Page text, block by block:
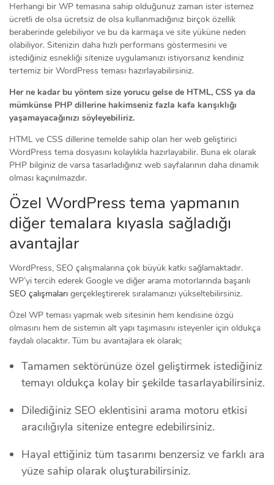
Herhangi bir WP temasına sahip olduğunuz zaman ister istemez
ücretli de olsa ücretsiz de olsa kullanmadığınız birçok özellik
beraberinde gelebiliyor ve bu da karmaşa ve site yüküne neden
olabiliyor. Sitenizin daha hızlı performans göstermesini ve
istediğiniz esnekliği sitenize uygulamanızı istiyorsanız kendiniz
tertemiz bir WordPress teması hazırlayabilirsiniz.
Her ne kadar bu yöntem size yorucu gelse de HTML, CSS ya da
mümkünse PHP dillerine hakimseniz fazla kafa karışıklığı
yaşamayacağınızı söyleyebiliriz.
HTML ve CSS dillerine temelde sahip olan her web geliştirici
WordPress tema dosyasını kolaylıkla hazırlayabilir. Buna ek olarak
PHP bilginiz de varsa tasarladığınız web sayfalarının daha dinamik
olması kaçınılmazdır.
Özel WordPress tema yapmanın
diğer temalara kıyasla sağladığı
avantajlar
WordPress, SEO çalışmalarına çok büyük katkı sağlamaktadır.
WP’yi tercih ederek Google ve diğer arama motorlarında başarılı
SEO çalışmaları gerçekleştirerek sıralamanızı yükseltebilirsiniz.
Özel WP teması yapmak web sitesinin hem kendisine özgü
olmasını hem de sistemin alt yapı taşımasını isteyenler için oldukça
faydalı olacaktır. Tüm bu avantajlara ek olarak;
Tamamen sektörünüze özel geliştirmek istediğiniz
temayı oldukça kolay bir şekilde tasarlayabilirsiniz.
Dilediğiniz SEO eklentisini arama motoru etkisi
aracılığıyla sitenize entegre edebilirsiniz.
Hayal ettiğiniz tüm tasarımı benzersiz ve farklı ara
yüze sahip olarak oluşturabilirsiniz.